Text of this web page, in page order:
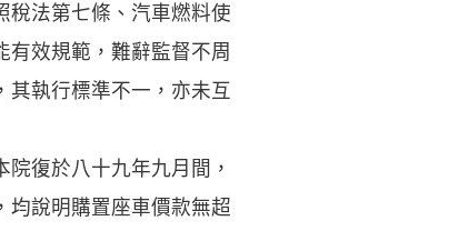
稅法第七條、汽車燃料使
效規範，難辭監督不周
其執行標準不一，亦未互
復於八十九年九月間，
均說明購置座車價款無超